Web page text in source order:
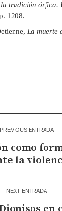
tradición órfica.
1208.
La muerte
PREVIOUS ENTRADA
como
la
NEXT ENTRADA
en